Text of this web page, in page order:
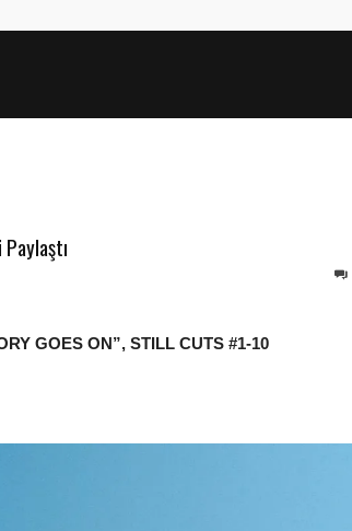
GOES ON”, STILL CUTS #1-10